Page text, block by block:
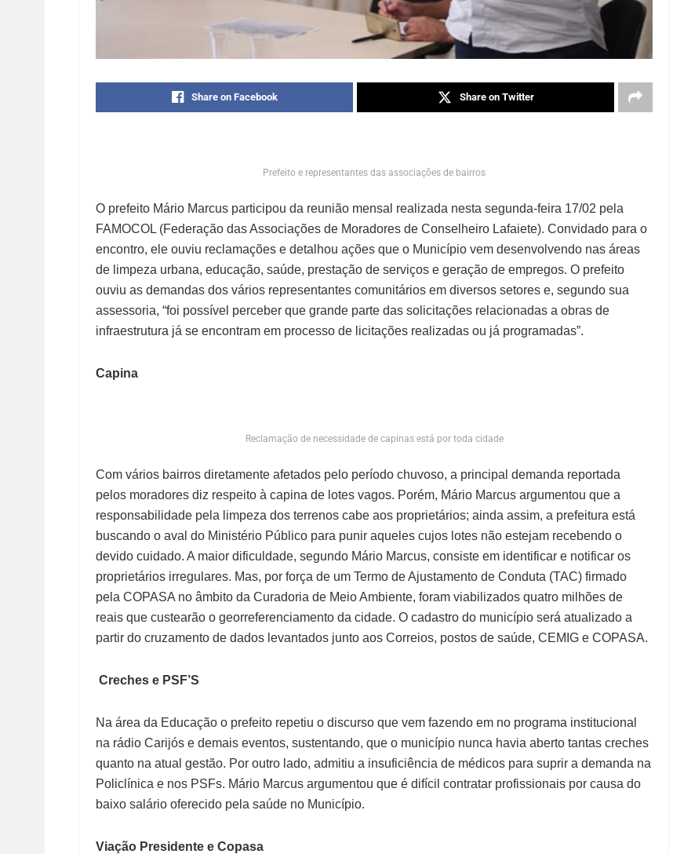
Share on Facebook Share on Twitter
Prefeito e representantes das associações de bairros
O prefeito Mário Marcus participou da reunião mensal realizada nesta segunda-feira 17/02 pela
FAMOCOL (Federação das Associações de Moradores de Conselheiro Lafaiete). Convidado para o
encontro, ele ouviu reclamações e detalhou ações que o Município vem desenvolvendo nas áreas
de limpeza urbana, educação, saúde, prestação de serviços e geração de empregos. O prefeito
ouviu as demandas dos vários representantes comunitários em diversos setores e, segundo sua
assessoria, “foi possível perceber que grande parte das solicitações relacionadas a obras de
infraestrutura já se encontram em processo de licitações realizadas ou já programadas”.
Capina
Reclamação de necessidade de capinas está por toda cidade
Com vários bairros diretamente afetados pelo período chuvoso, a principal demanda reportada
pelos moradores diz respeito à capina de lotes vagos. Porém, Mário Marcus argumentou que a
responsabilidade pela limpeza dos terrenos cabe aos proprietários; ainda assim, a prefeitura está
buscando o aval do Ministério Público para punir aqueles cujos lotes não estejam recebendo o
devido cuidado. A maior dificuldade, segundo Mário Marcus, consiste em identificar e notificar os
proprietários irregulares. Mas, por força de um Termo de Ajustamento de Conduta (TAC) firmado
pela COPASA no âmbito da Curadoria de Meio Ambiente, foram viabilizados quatro milhões de
reais que custearão o georreferenciamento da cidade. O cadastro do município será atualizado a
partir do cruzamento de dados levantados junto aos Correios, postos de saúde, CEMIG e COPASA.
Creches e PSF’S
Na área da Educação o prefeito repetiu o discurso que vem fazendo em no programa institucional
na rádio Carijós e demais eventos, sustentando, que o município nunca havia aberto tantas creches
quanto na atual gestão. Por outro lado, admitiu a insuficiência de médicos para suprir a demanda na
Policlínica e nos PSFs. Mário Marcus argumentou que é difícil contratar profissionais por causa do
baixo salário oferecido pela saúde no Município.
Viação Presidente e Copasa